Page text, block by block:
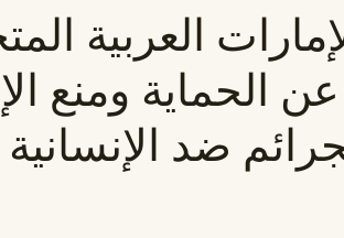
العربية
الحماية ومنع
ضد الإنسانية